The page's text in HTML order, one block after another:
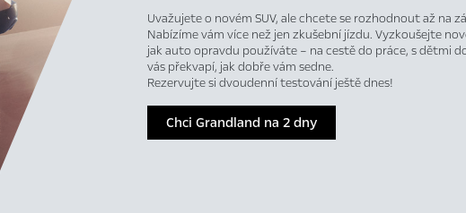
Uvažujete o novém SUV, ale chcete se rozhodnout až na
Nabízíme vám více než jen zkušební jízdu. Vyzkoušejte
jak auto opravdu používáte – na cestě do práce, s dětmi
vás překvapí, jak dobře vám sedne.
Rezervujte si dvoudenní testování ještě dnes!
Chci Grandland na 2 dny